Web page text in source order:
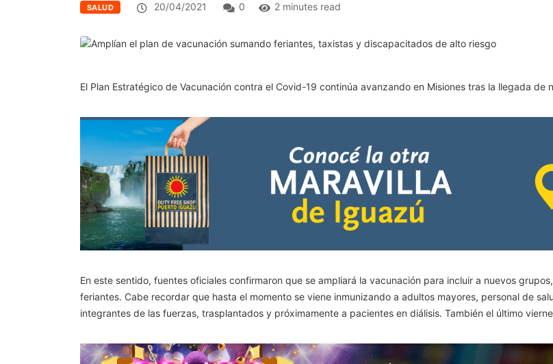
SALUD 20/04/2021 0 2 minutes read
El Plan Estratégico de Vacunación contra el Covid-19 continúa avanzando en Misiones tras la llegada de
En este sentido, fuentes oficiales confirmaron que se ampliará la vacunación para incluir a nuevos
feriantes. Cabe recordar que hasta el momento se viene inmunizando a adultos mayores, personal de
integrantes de las fuerzas, trasplantados y próximamente a pacientes en diálisis. También el último